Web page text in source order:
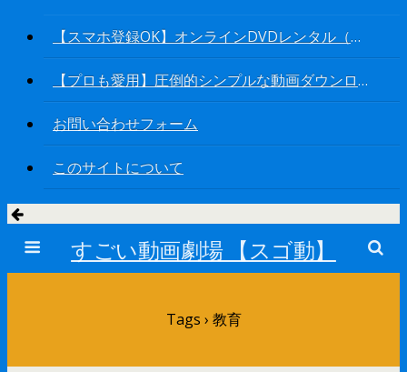
【スマホ登録OK】オンラインDVDレンタル（今なら新作も無料キャンペーン）
【プロも愛用】圧倒的シンプルな動画ダウンロードソフト
お問い合わせフォーム
このサイトについて
すごい動画劇場 【スゴ動】
Tags › 教育